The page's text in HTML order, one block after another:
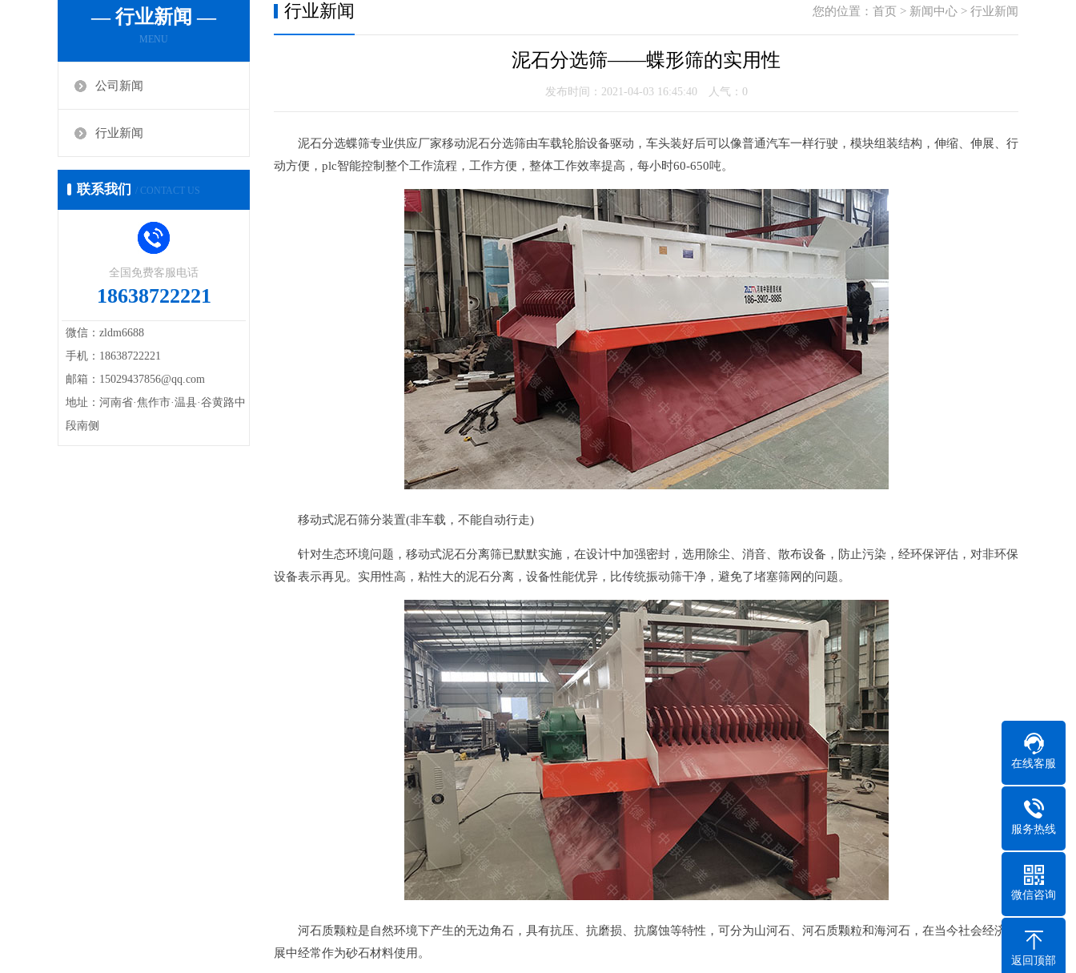
— 行业新闻 —
MENU
公司新闻
行业新闻
联系我们 / CONTACT US
全国免费客服电话
18638722221
微信：zldm6688
手机：18638722221
邮箱：15029437856@qq.com
地址：河南省·焦作市·温县·谷黄路中
段南侧
您的位置： 首页 > 新闻中心 > 行业新闻
行业新闻
泥石分选筛——蝶形筛的实用性
发布时间：2021-04-03 16:45:40 人气： 0
泥石分选蝶筛专业供应厂家移动泥石分选筛由车载轮胎设备驱动，车头装好后可以像普通汽车一样行驶，模块组装结构，伸缩、伸展、行
动方便，plc智能控制整个工作流程，工作方便，整体工作效率提高，每小时60-650吨。
移动式泥石筛分装置(非车载，不能自动行走)
针对生态环境问题，移动式泥石分离筛已默默实施，在设计中加强密封，选用除尘、消音、散布设备，防止污染，经环保评估，对非环保
设备表示再见。实用性高，粘性大的泥石分离，设备性能优异，比传统振动筛干净，避免了堵塞筛网的问题。
河石质颗粒是自然环境下产生的无边角石，具有抗压、抗磨损、抗腐蚀等特性，可分为山河石、河石质颗粒和海河石，在当今社会经济发
展中经常作为砂石材料使用。
在线客服
服务热线
微信咨询
返回顶部